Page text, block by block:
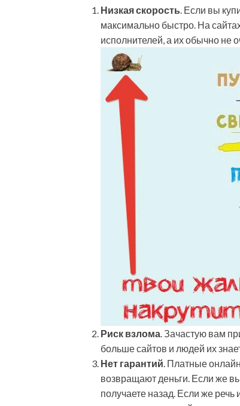
Низкая скорость. Если вы
максимально быстро. На
исполнителей, а их обычно не
Риск взлома. Зачастую вам
больше сайтов и людей их
Нет гарантий. Платные
возвращают деньги. Если же
получаете назад. Если же